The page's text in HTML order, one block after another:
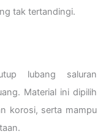
tak tertandingi.
lubang saluran
Material ini dipilih
korosi, serta mampu